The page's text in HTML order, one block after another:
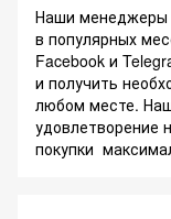
Наши менеджеры
в популярных
Facebook и
и получить
любом месте.
удовлетворение
покупки